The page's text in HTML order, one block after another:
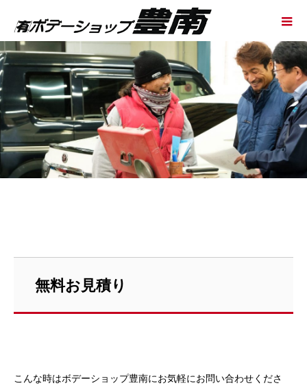
無料お見積り
こんな時はボデーショップ豊南にお気軽にお問い合わせくださ